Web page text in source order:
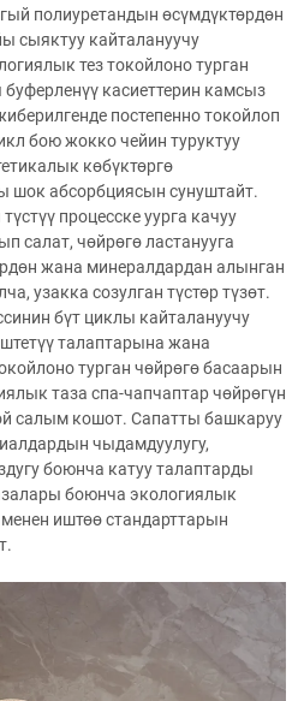
полиуретандын өсүмдүктөрдөн
сыяктуу кайталануучу
тез токойлоно турган
касиеттерин камсыз
постепенно токойлоп
бою жокко чейин туруктуу
көбүктөргө
абсорбциясын сунуштайт.
процесске уурга качуу
салат, чөйрөгө ластанууга
жана минералдардан алынган
узакка созулган түстөр түзөт.
бүт циклы кайталануучу
талаптарына жана
турган чөйрөгө басаарын
таза спа-чапчаптар чөйрөгүн
салым кошот. Сапатты башкаруу
чыдамдуулугу,
боюнча катуу талаптарды
боюнча экологиялык
иштөө стандарттарын